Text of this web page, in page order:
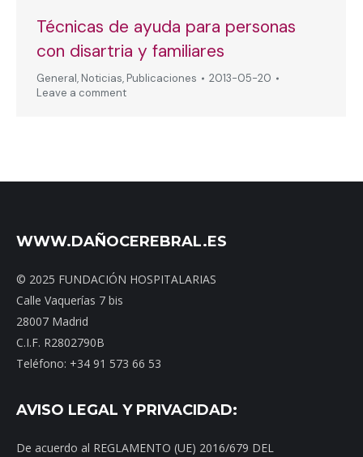
Técnicas de ayuda para personas
con disartria y familiares
General, Noticias, Publicaciones
2013-05-20
Leave a comment
WWW.DAÑOCEREBRAL.ES
© 2025 FUNDACIÓN HOSPITALARIAS
Calle Vaquerías 7 bis
28007 Madrid
C.I.F. R2802790B
Teléfono: +34 91 573 66 53
AVISO LEGAL Y PRIVACIDAD:
De acuerdo al REGLAMENTO (UE) 2016/679 DEL